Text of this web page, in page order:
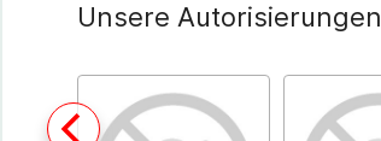
Unsere Autorisierungen